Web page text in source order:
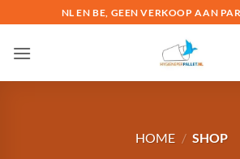
naar
inhoud
NL EN BE, GEEN VERKOOP AAN
HOME / SHOP